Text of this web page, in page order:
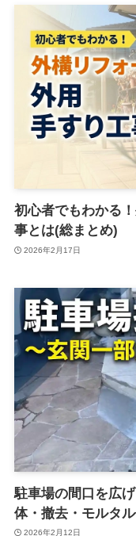
初心者でもわかる
事とは(総まとめ)
2026年2月17日
駐車場の間口を広
体・撤去・モルタ
2026年2月12日